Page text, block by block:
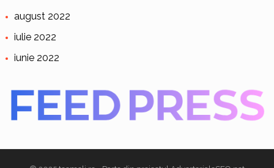
august 2022
iulie 2022
iunie 2022